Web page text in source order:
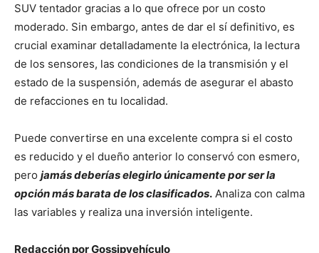
SUV tentador gracias a lo que ofrece por un costo
moderado. Sin embargo, antes de dar el sí definitivo, es
crucial examinar detalladamente la electrónica, la lectura
de los sensores, las condiciones de la transmisión y el
estado de la suspensión, además de asegurar el abasto
de refacciones en tu localidad.
Puede convertirse en una excelente compra si el costo
es reducido y el dueño anterior lo conservó con esmero,
pero jamás deberías elegirlo únicamente por ser la
opción más barata de los clasificados. Analiza con calma
las variables y realiza una inversión inteligente.
Redacción por Gossipvehículo